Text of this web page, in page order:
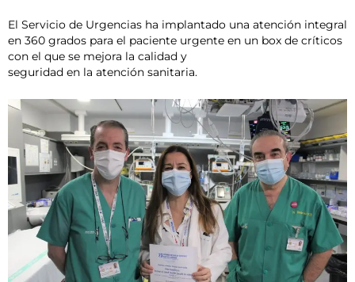
El Servicio de Urgencias ha implantado una atención integral
en 360 grados para el paciente urgente en un box de críticos
con el que se mejora la calidad y
seguridad en la atención sanitaria.